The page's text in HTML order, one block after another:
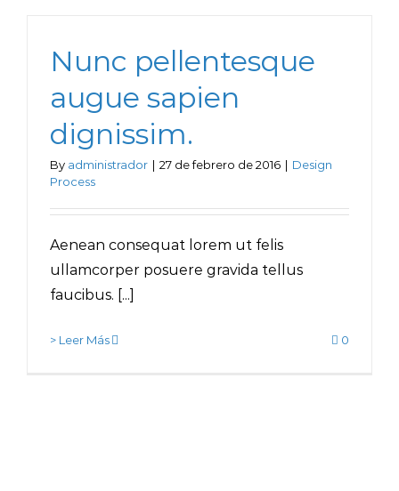
Nunc pellentesque
augue sapien
dignissim.
By administrador | 27 de febrero de 2016 | Design
Process
Aenean consequat lorem ut felis
ullamcorper posuere gravida tellus
faucibus. [...]
> Leer Más 0